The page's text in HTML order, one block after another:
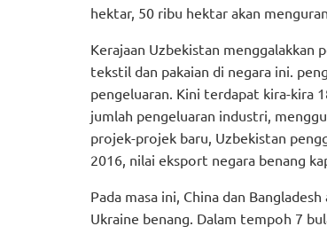
hektar, 50 ribu hektar akan
Kerajaan Uzbekistan menggalakkan
tekstil dan pakaian di negara ini.
pengeluaran. Kini terdapat kira-kira
jumlah pengeluaran industri,
projek-projek baru, Uzbekistan
2016, nilai eksport negara benang
Pada masa ini, China dan
Ukraine benang. Dalam tempoh 7